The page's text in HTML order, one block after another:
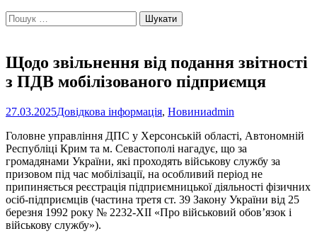
Пошук:
Щодо звільнення від подання звітності
з ПДВ мобілізованого підприємця
27.03.2025Довідкова інформація, Новиниadmin
Головне управління ДПС у Херсонській області, Автономній
Республіці Крим та м. Севастополі нагадує, що за
громадянами України, які проходять військову службу за
призовом під час мобілізації, на особливий період не
припиняється реєстрація підприємницької діяльності фізичних
осіб-підприємців (частина третя ст. 39 Закону України від 25
березня 1992 року № 2232-XII «Про військовий обов’язок і
військову службу»).